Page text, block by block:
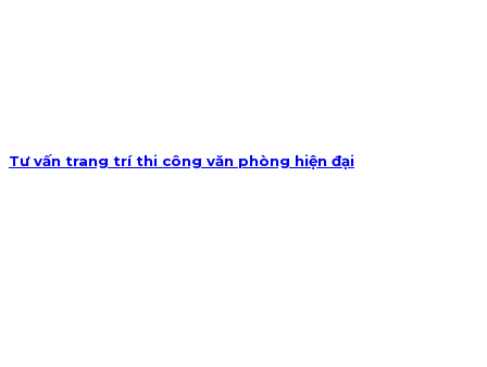
Tư vấn trang trí thi công văn phòng hiện đại